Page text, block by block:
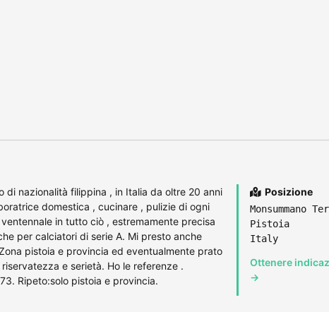
di nazionalità filippina , in Italia da oltre 20 anni
domestica , cucinare , pulizie di ogni
in tutto ciò , estremamente precisa
per calciatori di serie A. Mi presto anche
pistoia e provincia ed eventualmente prato
e serietà. Ho le referenze .
Ripeto:solo pistoia e provincia.
Posizione
Monsummano
Pistoia
Italy
Ottenere
→